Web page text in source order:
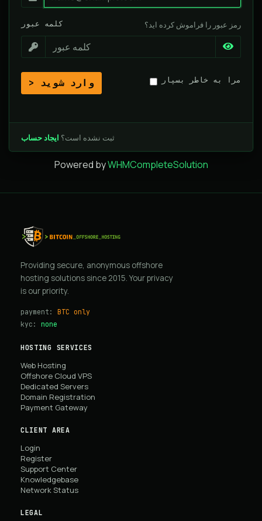
کلمه عبور رمز عبور را فراموش کرده اید؟
وارد شوید مرا به خاطر بسپار
ثبت نشده است؟ ایجاد حساب
Powered byWHMCompleteSolution
Providing secure, anonymous offshore
hosting solutions since 2015. Your privacy
is our priority.
payment: BTC only
kyc: none
HOSTING SERVICES
Web Hosting
Offshore Cloud VPS
Dedicated Servers
Domain Registration
Payment Gateway
CLIENT AREA
Login
Register
Support Center
Knowledgebase
Network Status
LEGAL